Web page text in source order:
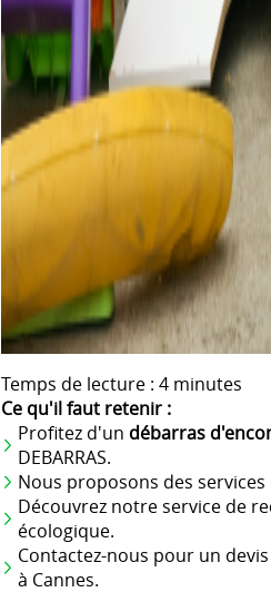
Temps de lecture : 4 minutes
Ce qu'il faut retenir :
Profitez d'un débarras
DEBARRAS.
Nous proposons des
Découvrez notre service de
écologique.
Contactez-nous pour un
à Cannes.